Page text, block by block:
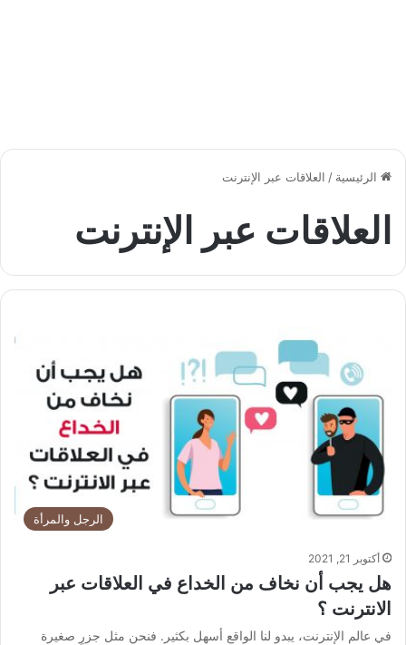
الرئيسية / العلاقات عبر الإنترنت
العلاقات عبر الإنترنت
الرجل والمرأة
أكتوبر 21, 2021
هل يجب أن نخاف من الخداع في العلاقات عبر
الانترنت ؟
في عالم الإنترنت، يبدو لنا الواقع أسهل بكثير. فنحن مثل جزرٍ صغيرة